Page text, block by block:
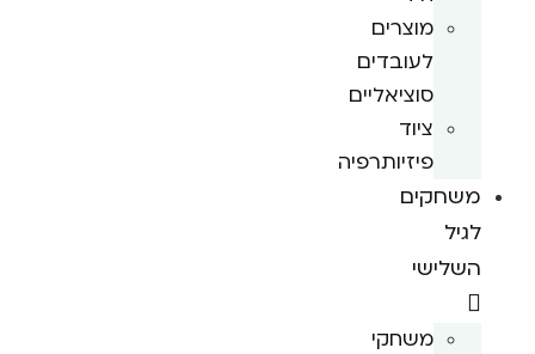
מוצרים
לעובדים
סוציאליים
ציוד
פיזיותרפיה
משחקים
לגיל
השלישי
משחקי